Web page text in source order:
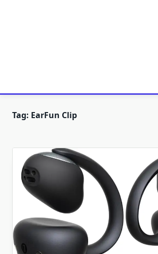
Tag: EarFun Clip